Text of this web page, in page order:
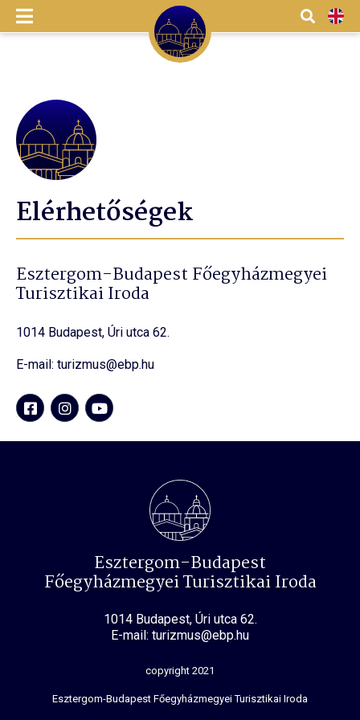
Menü Kereső
EN
Elérhetőségek
Esztergom-Budapest Főegyházmegyei
Turisztikai Iroda
1014 Budapest, Úri utca 62.
E-mail: turizmus@ebp.hu
Esztergom-Budapest
Főegyházmegyei Turisztikai Iroda
1014 Budapest, Úri utca 62.
E-mail: turizmus@ebp.hu
copyright 2021
Esztergom-Budapest Főegyházmegyei Turisztikai Iroda